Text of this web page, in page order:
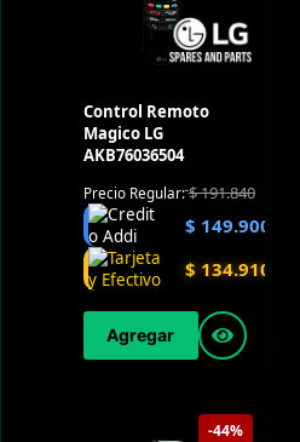
Control Remoto
Magico LG
AKB76036504
Precio Regular:$191.840
$ 149.900
$ 134.910
Agregar
-44%